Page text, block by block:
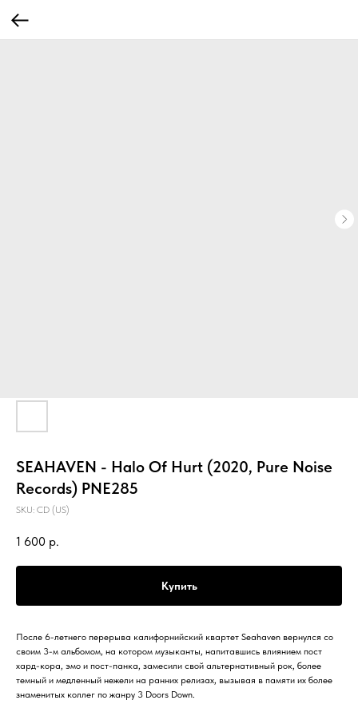
SEAHAVEN - Halo Of Hurt (2020, Pure Noise
Records) PNE285
SKU: CD (US)
1 600 р.
Купить
После 6-летнего перерыва калифорнийский квартет Seahaven вернулся со
своим 3-м альбомом, на котором музыканты, напитавшись влиянием пост
хард-кора, эмо и пост-панка, замесили свой альтернативный рок, более
темный и медленный нежели на ранних релизах, вызывая в памяти их более
знаменитых коллег по жанру 3 Doors Down.